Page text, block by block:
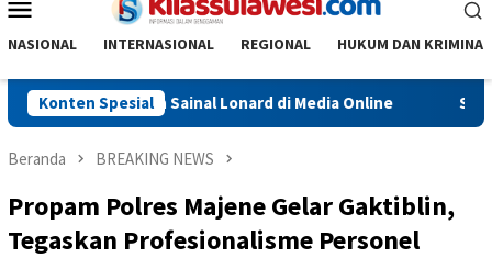
Mobile
NASIONAL INTERNASIONAL REGIONAL HUKUM DAN KRIMINAL
Konten Spesial
Sainal Lonard di Media Online Sidrap
Beranda BREAKING NEWS
Propam Polres Majene Gelar Gaktiblin,
Tegaskan Profesionalisme Personel